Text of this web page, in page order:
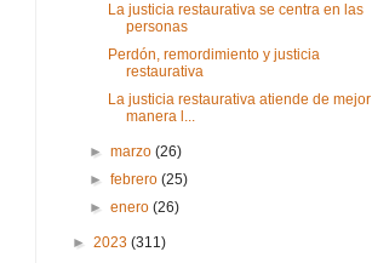
La justicia restaurativa se centra en las
personas
Perdón, remordimiento y justicia
restaurativa
La justicia restaurativa atiende de mejor
manera l...
►marzo(26)
►febrero(25)
►enero(26)
► 2023 (311)